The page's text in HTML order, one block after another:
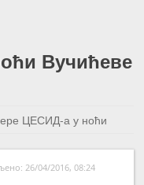
Вучићеве
ере ЦЕСИД-а у ноћи
Следећа вест →
26/04/2016, 08:24